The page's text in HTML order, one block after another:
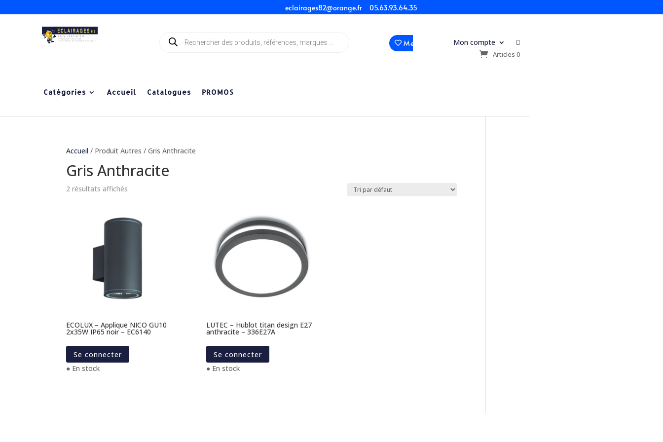
eclairages82@orange.fr 05.63.93.64.35
produits
Mes Favoris Mon compte 
Articles 0
Catégories Accueil Catalogues PROMOS
Accueil / Produit Autres / Gris Anthracite
Gris Anthracite
2 résultats affichés
ECOLUX – Applique NICO GU10
2x35W IP65 noir – EC6140
Se connecter
● En stock
LUTEC – Hublot titan design E27
anthracite – 336E27A
Se connecter
● En stock